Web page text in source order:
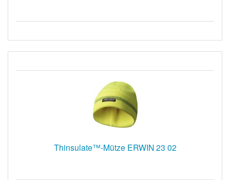
Thinsulate™-Mütze ERWIN 23 02